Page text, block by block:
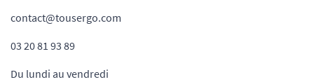
contact@tousergo.com
03 20 81 93 89
Du lundi au vendredi